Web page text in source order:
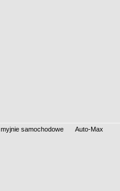
myjnie samochodowe Auto-Max